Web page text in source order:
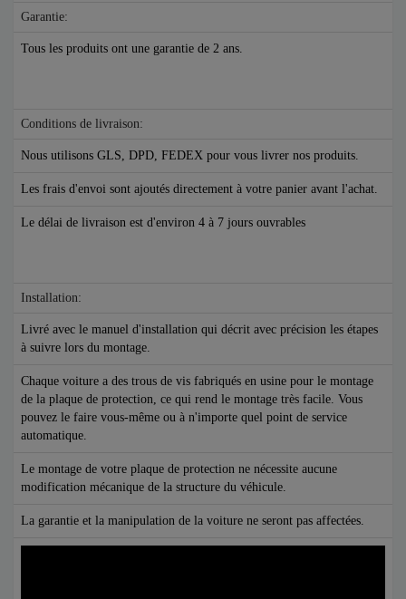
Garantie:
Tous les produits ont une garantie de 2 ans.
Conditions de livraison:
Nous utilisons GLS, DPD, FEDEX pour vous livrer nos produits.
Les frais d'envoi sont ajoutés directement à votre panier avant l'achat.
Le délai de livraison est d'environ 4 à 7 jours ouvrables
Installation:
Livré avec le manuel d'installation qui décrit avec précision les étapes
à suivre lors du montage.
Chaque voiture a des trous de vis fabriqués en usine pour le montage
de la plaque de protection, ce qui rend le montage très facile. Vous
pouvez le faire vous-même ou à n'importe quel point de service
automatique.
Le montage de votre plaque de protection ne nécessite aucune
modification mécanique de la structure du véhicule.
La garantie et la manipulation de la voiture ne seront pas affectées.